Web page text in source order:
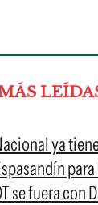
ya
se fuera con